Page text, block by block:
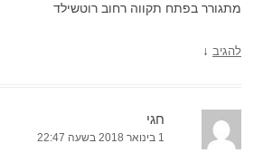
מתגורר בפתח תקווה רחוב רוטשילד
להגיב ↓
חגי
1 בינואר 2018 בשעה 22:47